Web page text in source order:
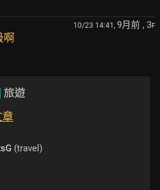
10/23 14:41, 9月前 , 3F
啊
旅遊
(travel)